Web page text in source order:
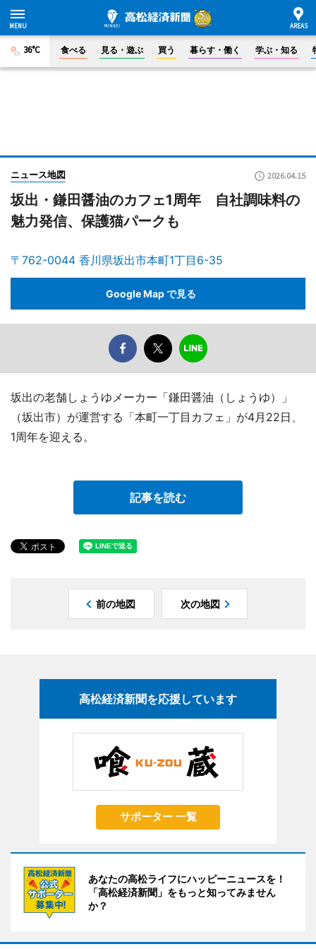
36°C 食べる 見る・遊ぶ 買う 暮らす・働く 学ぶ・知る
ニュース地図 2026.04.15
坂出・鎌田醤油のカフェ1周年 自社調味料の
魅力発信、保護猫パークも
〒762-0044 香川県坂出市本町1丁目6-35
Google Map で見る
坂出の老舗しょうゆメーカー「鎌田醤油（しょうゆ）」
（坂出市）が運営する「本町一丁目カフェ」が4月22日、
1周年を迎える。
記事を読む
前の地図 次の地図
高松経済新聞を応援しています
サポーター 一覧
あなたの高松ライフにハッピーニュースを！
「高松経済新聞」をもっと知ってみません
か？